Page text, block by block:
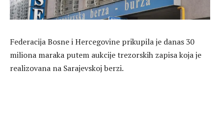
Federacija Bosne i Hercegovine prikupila je danas 30
miliona maraka putem aukcije trezorskih zapisa koja je
realizovana na Sarajevskoj berzi.